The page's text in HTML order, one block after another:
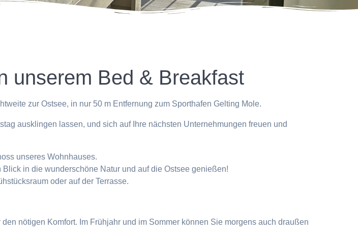
unserem Bed & Breakfast
zur Ostsee, in nur 50 m Entfernung zum Sporthafen Gelting Mole.
ausklingen lassen, und sich auf Ihre nächsten Unternehmungen freuen und
unseres Wohnhauses.
in die wunderschöne Natur und auf die Ostsee genießen!
oder auf der Terrasse.
nötigen Komfort. Im Frühjahr und im Sommer können Sie morgens auch draußen